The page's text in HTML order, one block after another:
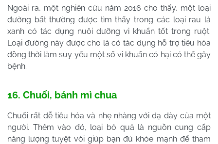
Ngoài ra, một nghiên cứu năm 2016 cho thấy, một loại
đường bất thường được tìm thấy trong các loại rau lá
xanh có tác dụng nuôi dưỡng vi khuẩn tốt trong ruột.
Loại đường này được cho là có tác dụng hỗ trợ tiêu hóa
đồng thời làm suy yếu một số vi khuẩn có hại có thể gây
bệnh.
16. Chuối, bánh mì chua
Chuối rất dễ tiêu hóa và nhẹ nhàng với dạ dày của một
người. Thêm vào đó, loại bỏ quả là nguồn cung cấp
năng lượng tuyệt vời giúp bạn đủ khỏe mạnh để tham